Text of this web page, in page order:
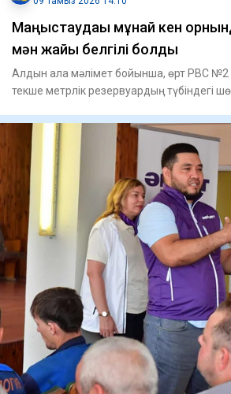
Маңғыстаудағы мұнай кен
мән жайы белгілі болды
Алдын ала мәлімет бойынша, өрт РВС
текше метрлік резервуардың түбіндегі